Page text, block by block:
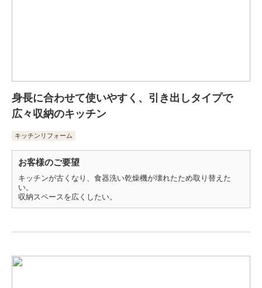
身長に合わせて使いやすく、引き出しタイプで
広々収納のキッチン
キッチンリフォーム
お客様のご要望
キッチンが古くなり、食器洗い乾燥機が壊れたため取り替えた
い。
収納スペースを広くしたい。